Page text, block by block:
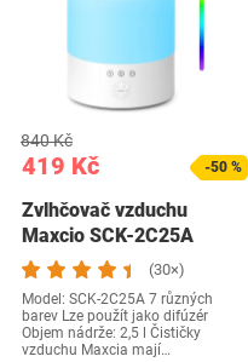
419 Kč
840 Kč
-50 %
Zvlhčovač vzduchu
Maxcio SCK-2C25A
(30×)
Model: ‎SCK-2C25A 7 různých
barev Lze použít jako difúzér
Objem nádrže: 2,5 l Čističky
vzduchu Maxcia mají…